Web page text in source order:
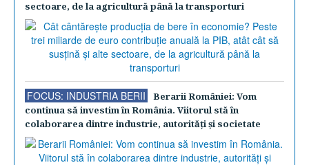
sectoare, de la agricultură până la transporturi
FOCUS: INDUSTRIA BERII
Berarii României: Vom
continua să investim în România. Viitorul stă în
colaborarea dintre industrie, autorităţi şi societate